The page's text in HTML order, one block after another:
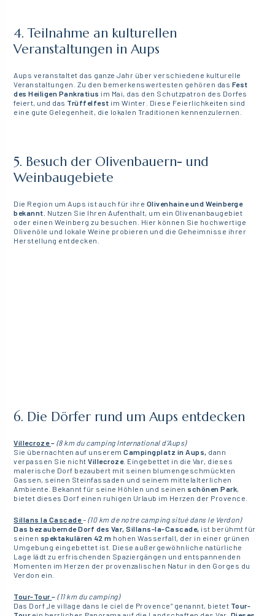
4. Teilnahme an kulturellen
Veranstaltungen in Aups
Aups veranstaltet das ganze Jahr über verschiedene kulturelle
Veranstaltungen. Zu den bemerkenswertesten gehören das Fest
des Heiligen Pankratius im Mai, das den Schutzpatron des Dorfes
feiert, und das Trüffelfest im Winter. Diese Feierlichkeiten sind
eine gute Gelegenheit, die lokalen Traditionen kennenzulernen.
5. Besuch der Olivenbauern- und
Weinbaugebiete
Die Region um Aups ist auch für ihre Olivenhaine und Weinberge
bekannt. Nutzen Sie Ihren Aufenthalt, um ein Olivenanbaugebiet
oder einen Weinberg zu besuchen. Hier können Sie hochwertige
Olivenöle und lokale Weine probieren und die Geheimnisse ihrer
Herstellung entdecken.
6. Die Dörfer rund um Aups entdecken
Villecroze– (8 km du camping International d’Aups)
Sie übernachten auf unseremCampingplatz in Aups, dann
verpassen Sie nichtVillecroze. Eingebettet in die Var, dieses
malerische Dorf bezaubert mit seinen blumengeschmückten
Gassen, seinen Steinfassaden und seinem mittelalterlichen
Ambiente. Bekannt für seine Höhlen und seinen schönen Park,
bietet dieses Dorf einen ruhigen Urlaub im Herzen der Provence.
Sillans la Cascade– (10 km de notre camping situé dans le Verdon)
Das bezaubernde Dorf des Var, Sillans-la-Cascade, ist berühmt für
seinen spektakulären 42 m hohen Wasserfall, der in einer grünen
Umgebung eingebettet ist. Diese außergewöhnliche natürliche
Lage lädt zu erfrischenden Spaziergängen und entspannenden
Momenten im Herzen der provenzalischen Natur in den Gorges du
Verdon ein.
Tour-Tour– (11 km du camping)
Das Dorf „le village dans le ciel de Provence“ genannt, bietet Tour-